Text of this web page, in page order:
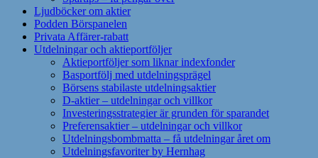
Ljudböcker om aktier
Podden Börspanelen
Privata Affärer-rabatt
Utdelningar och aktieportföljer
Aktieportföljer som liknar indexfonder
Basportfölj med utdelningsprägel
Börsens stabilaste utdelningsaktier
D-aktier – utdelningar och villkor
Investeringsstrategier är grunden för sparandet
Preferensaktier – utdelningar och villkor
Utdelningsbombmatta – få utdelningar året om
Utdelningsfavoriter by Hernhag